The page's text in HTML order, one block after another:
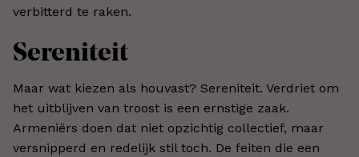
verbitterd te raken.
Sereniteit
Maar wat kiezen als houvast? Sereniteit. Verdriet om
het uitblijven van troost is een ernstige zaak.
Armeniërs doen dat niet opzichtig collectief, maar
versnipperd en redelijk stil toch. De feiten die een